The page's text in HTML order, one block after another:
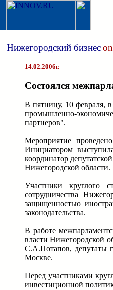
Нижегородский бизнес
14.02.2006г.
Cостоялся
В пятницу, 10 февраля,
промышленно-
партнеров".
Мероприятие
Инициатором
координатор
Нижегородской области.
Участники круглого
сотрудничества
защищенностью
законодательства.
В работе
власти Нижегородской
С.А.Потапов, депутаты
Москве.
Перед участниками
инвестиционной